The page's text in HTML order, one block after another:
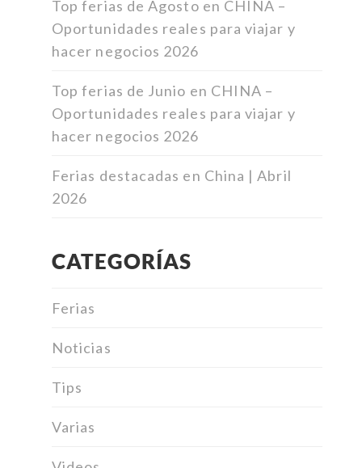
Top ferias de Agosto en CHINA –
Oportunidades reales para viajar y
hacer negocios 2026
Top ferias de Junio en CHINA –
Oportunidades reales para viajar y
hacer negocios 2026
Ferias destacadas en China | Abril
2026
CATEGORÍAS
Ferias
Noticias
Tips
Varias